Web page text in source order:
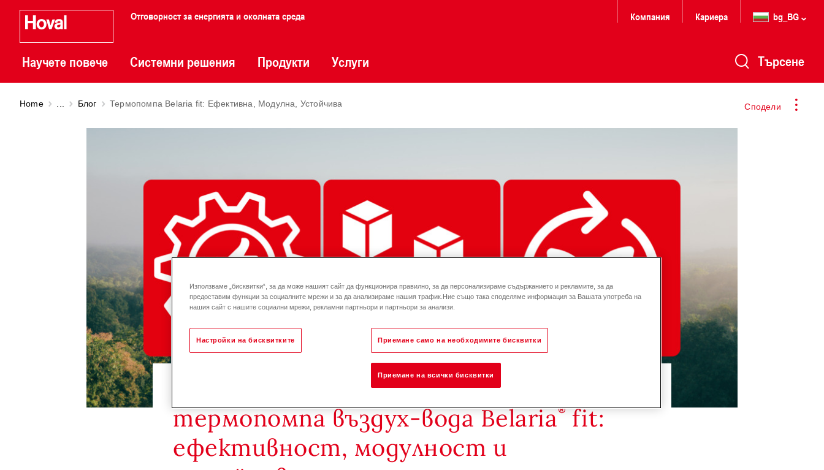
Отговорност за енергията и околната среда
Научете повече Системни решения Продукти Услуги
Компания Кариера bg_BG
Търсене
Сподели
Home Блог Термопомпа Belaria fit: Ефективна, Модулна, Устойчива
Три ключови характеристики на
термопомпа въздух-вода Belaria fit:
ефективност, модулност и
Използваме „бисквитки“, за да може нашият сайт да функционира правилно, за да персонализираме съдържанието и рекламите, за да
предоставим функции за социалните мрежи и за да анализираме нашия трафик.Ние също така споделяме информация за Вашата употреба на
нашия сайт с нашите социални мрежи, рекламни партньори и партньори за анализи.
Настройки на бисквитките Приемане само на необходимите бисквитки
Приемане на всички бисквитки